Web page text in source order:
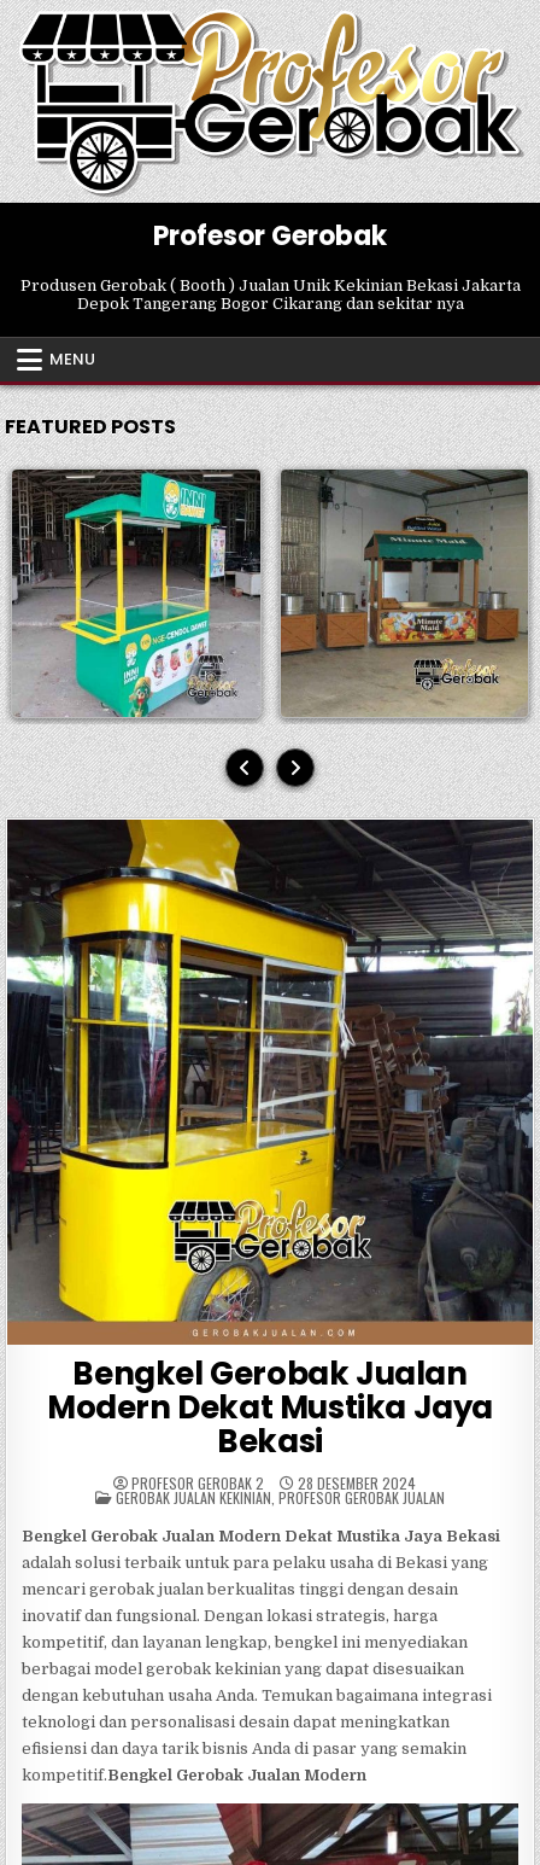
Skip
to
content
Profesor Gerobak
Produsen Gerobak ( Booth ) Jualan Unik Kekinian Bekasi Jakarta
Depok Tangerang Bogor Cikarang dan sekitar nya
MENU
FEATURED POSTS
Bengkel Gerobak Jualan
Modern Dekat Mustika Jaya
Bekasi
PROFESOR GEROBAK 2 28 DESEMBER 2024
POSTED
IN
GEROBAK JUALAN KEKINIAN PROFESOR GEROBAK JUALAN
Bengkel Gerobak Jualan Modern Dekat Mustika Jaya Bekasi
adalah solusi terbaik untuk para pelaku usaha di Bekasi yang
mencari gerobak jualan berkualitas tinggi dengan desain
inovatif dan fungsional. Dengan lokasi strategis, harga
kompetitif, dan layanan lengkap, bengkel ini menyediakan
berbagai model gerobak kekinian yang dapat disesuaikan
dengan kebutuhan usaha Anda. Temukan bagaimana integrasi
teknologi dan personalisasi desain dapat meningkatkan
efisiensi dan daya tarik bisnis Anda di pasar yang semakin
kompetitif.Bengkel Gerobak Jualan Modern